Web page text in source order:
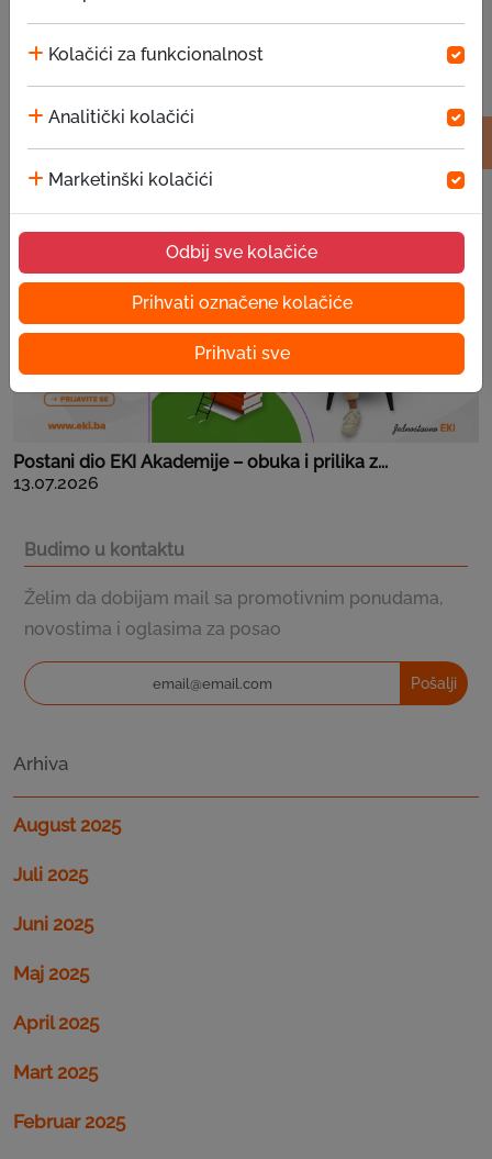
Kolačići za funkcionalnost
Analitički kolačići
Marketinški kolačići
Odbij sve kolačiće
Prihvati označene kolačiće
Prihvati sve
EKI donacija u JU za predškolsko vaspitanje i ...
15.07.2026
Postani dio EKI Akademije – obuka i prilika z...
13.07.2026
Budimo u kontaktu
Želim da dobijam mail sa promotivnim ponudama,
novostima i oglasima za posao
Pošalji
Arhiva
August 2025
Juli 2025
Juni 2025
Maj 2025
April 2025
Mart 2025
Februar 2025